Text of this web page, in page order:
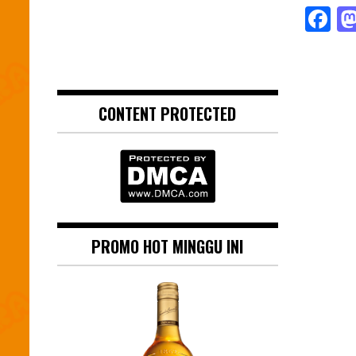
CONTENT PROTECTED
PROMO HOT MINGGU INI